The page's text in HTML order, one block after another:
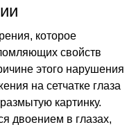
которое
свойств
этого нарушения
на сетчатке глаза
картинку.
двоением в глазах,